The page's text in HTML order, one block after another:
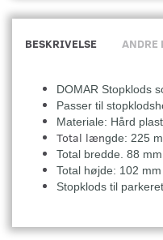
BESKRIVELSE ANDRE
DOMAR Stopklods
Passer til
Materiale: Hård plast.
Total længde: 225
Total bredde. 88 mm
Total højde: 102 mm
Stopklods til